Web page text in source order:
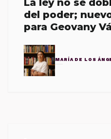
del poder;
para Geovany
MARÍA DE LOS